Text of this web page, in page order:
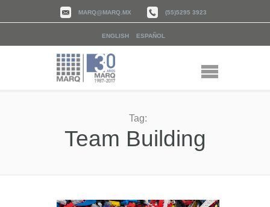
MARQ@MARQ.MX (55)5295 3923
ENGLISH ESPAÑOL
Tag:
Team Building